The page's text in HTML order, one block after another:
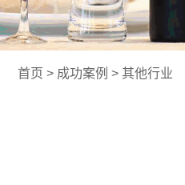
首页 > 成功案例 > 其他行业